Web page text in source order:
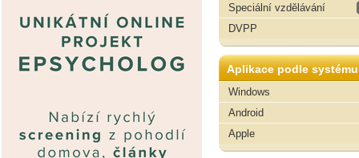
Speciální vzdělávání
DVPP
Aplikace podle systému
Windows
Android
Apple